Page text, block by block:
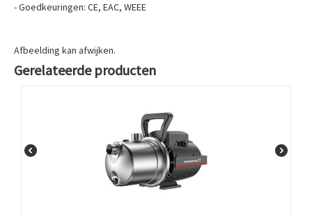
- Goedkeuringen: CE, EAC, WEEE
Afbeelding kan afwijken.
Gerelateerde producten